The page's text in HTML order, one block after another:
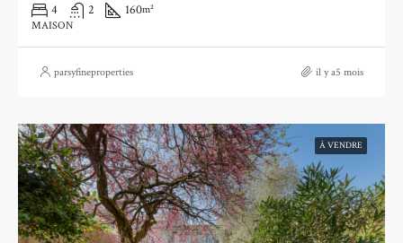
4 2 160m²
MAISON
parsyfineproperties il y a5 mois
À VENDRE